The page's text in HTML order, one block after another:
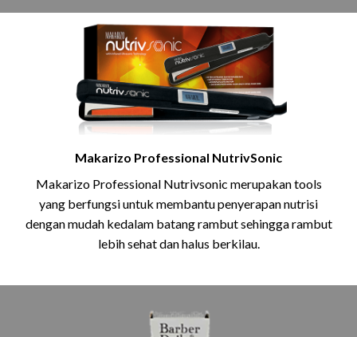
Makarizo Professional NutrivSonic
Makarizo Professional Nutrivsonic merupakan tools
yang berfungsi untuk membantu penyerapan nutrisi
dengan mudah kedalam batang rambut sehingga rambut
lebih sehat dan halus berkilau.